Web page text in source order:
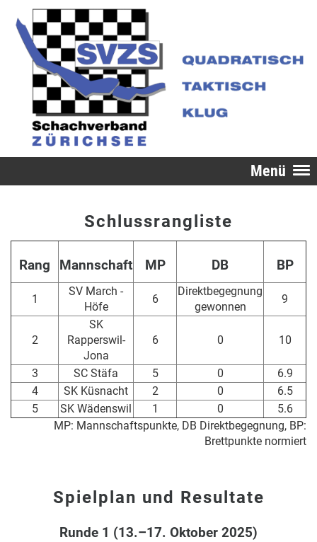
Menü
Schlussrangliste
Rang Mannschaft MP DB BP
1
SV March -
Höfe
6
Direktbegegnung
gewonnen
9
2
SK
Rapperswil-
Jona
6 0 10
3 SC Stäfa 5 0
6.9
4
SK Küsnacht 2 0
6.5
5
SK Wädenswil 1 0
5.6
MP: Mannschaftspunkte, DB Direktbegegnung, BP:
Brettpunkte normiert
Spielplan und Resultate
Runde 1 (13.–17. Oktober 2025)